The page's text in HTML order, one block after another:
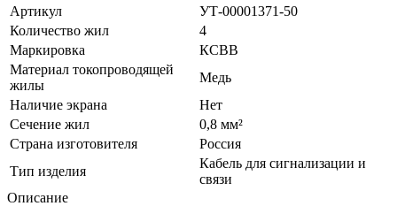
Артикул
УТ-00001371-50
Количество жил
4
Маркировка
КСВВ
Материал токопроводящей
жилы
Медь
Наличие экрана
Нет
Сечение жил
0,8 мм²
Страна изготовителя
Россия
Тип изделия
Кабель для сигнализации и
связи
Описание